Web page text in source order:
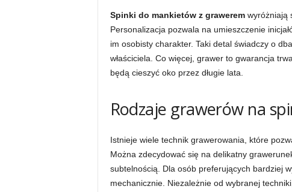
Spinki do mankietów z graweremwyróżniają
Personalizacja pozwala na umieszczenie
im osobisty charakter. Taki detal świadczy o
właściciela. Co więcej, grawer to gwarancja
będą cieszyć oko przez długie lata.
Rodzaje grawerów na
Istnieje wiele technik grawerowania, które
Można zdecydować się na delikatny
subtelnością. Dla osób preferujących bardziej
mechanicznie. Niezależnie od wybranej